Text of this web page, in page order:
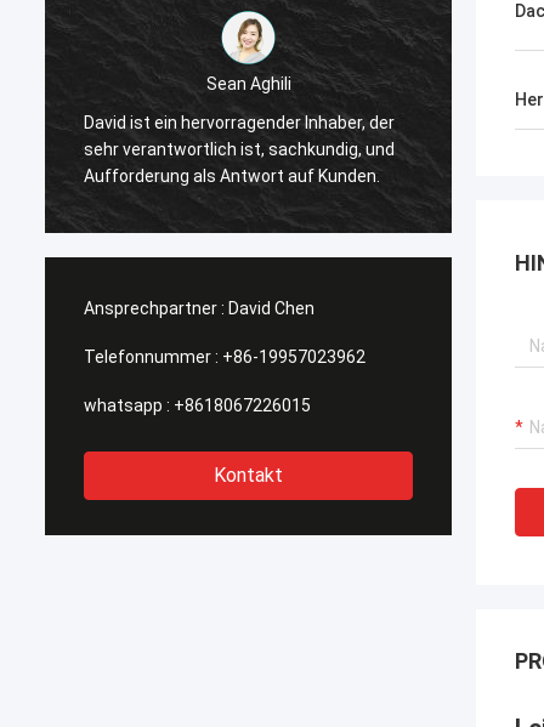
Sean Aghili
David ist ein hervorragender Inhaber, der
sehr verantwortlich ist, sachkundig, und
Aufforderung als Antwort auf Kunden.
Ich
Ansprechpartner : David Chen
Telefonnummer : +86-19957023962
whatsapp : +8618067226015
Kontakt